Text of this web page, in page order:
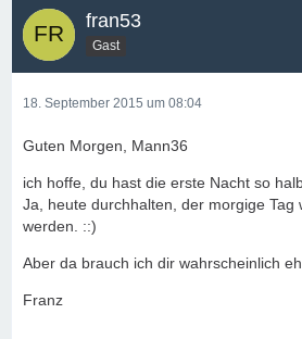
fran53
Gast
18. September 2015 um 08:04
Guten Morgen, Mann36
ich hoffe, du hast die erste Nacht so
Ja, heute durchhalten, der morgige Tag
werden. ::)
Aber da brauch ich dir wahrscheinlich
Franz